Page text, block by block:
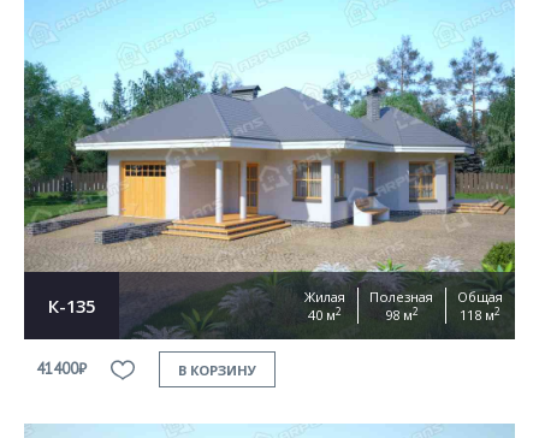
К-135
Жилая
40 м2
Полезная
98 м2
Общая
118 м2
41400₽ В КОРЗИНУ